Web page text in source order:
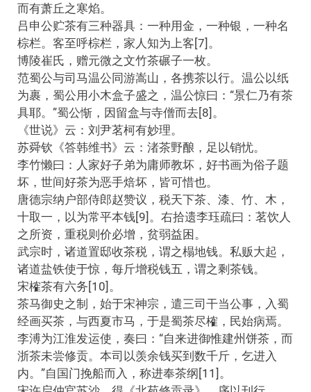
而有萧丘之寒焰。
吕申公贮茶有三种器具：一种用金，一种银，一种名
棕栏。客至呼棕栏，家人知为上客[7]。
博陵崔氏，赠元微之文竹茶碾子一枚。
范蜀公与司马温公同游嵩山，各携茶以行。温公以纸
为裹，蜀公用小木盒子盛之，温公惊曰：“景仁乃有茶
具耶。”蜀公惭，因留盒与寺僧而去[8]。
《世说》云：刘尹茗柯有妙理。
苏舜钦《答韩维书》云：渚茶野酿，足以销忧。
李竹懒曰：人家好子弟为庸师教坏，好书画为俗子题
坏，世间好茶为恶手焙坏，皆可惜也。
唐德宗纳户部侍郎赵赞议，税天下茶、漆、竹、木，
十取一，以为常平本钱[9]。右拾遗李珏疏曰：茗饮人
之所资，重税则价必增，贫弱益困。
武宗时，诸道置邸收茶税，谓之榻地钱。私贩大起，
诸道盐铁使于惊，每斤增税钱五，谓之剩茶钱。
宋榷茶有六务[10]。
茶马御史之制，始于宋神宗，遣三司干当公事，入蜀
经画买茶，与西夏市马，于是蜀茶尽榷，民始病焉。
李溥为江淮发运使，奏曰：“自来进御惟建州饼茶，而
浙茶未尝修贡。本司以羡余钱买到数千斤，乞进入
内。”自国门挽船而入，称进奉茶纲[11]。